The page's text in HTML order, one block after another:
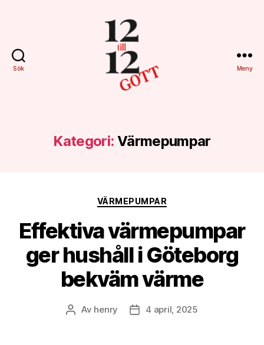
Sök Meny
Kategori: Värmepumpar
Kategorier
VÄRMEPUMPAR
Effektiva värmepumpar
ger hushåll i Göteborg
bekväm värme
Inläggsförfattare
Av henry Inläggsdatum
4 april, 2025